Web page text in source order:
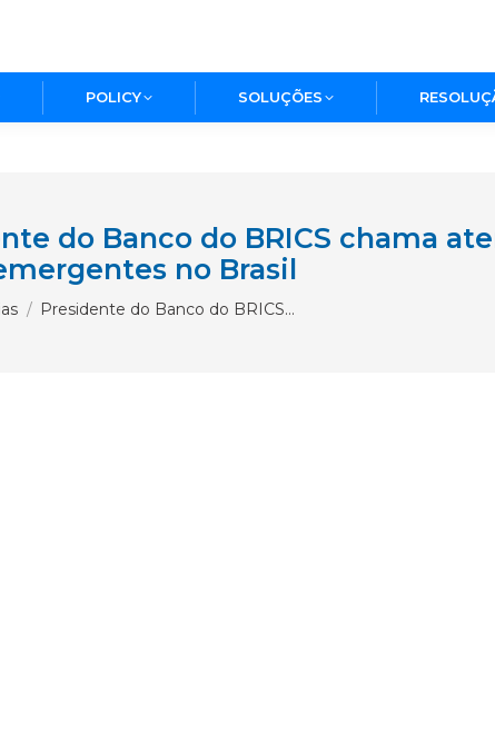
POLICY SOLUÇÕES
do Banco do BRICS chama
no Brasil
Presidente do Banco do BRICS…